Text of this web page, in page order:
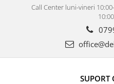
Call Center luni-vineri
SUPORT